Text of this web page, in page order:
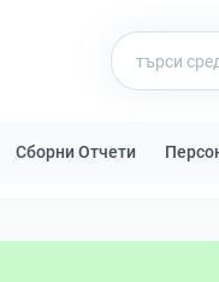
Сборни Отчети